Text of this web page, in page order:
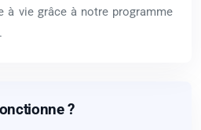
à vie grâce à notre programme
?